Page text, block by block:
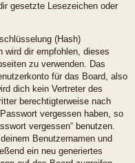
gesetzte Lesezeichen oder
(Hash)
dir empfohlen, dieses
zu verwenden. Das
für das Board, also
dich kein Vertreter des
berechtigterweise nach
vergessen haben, so
vergessen“ benutzen.
Benutzernamen und
ein neu generiertes